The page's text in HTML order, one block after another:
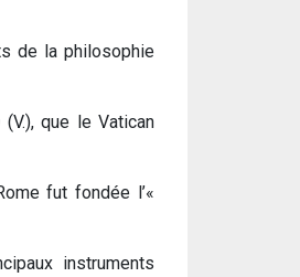
de la philosophie
(V.), que le Vatican
fut fondée l’«
instruments